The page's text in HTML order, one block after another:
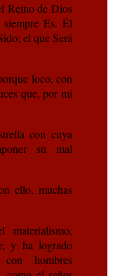
Reino de Dios
siempre Es. Él
el que Será
loco, con
que, por mi
con cuya
su mal
ello, muchas
materialismo,
y ha logrado
hombres